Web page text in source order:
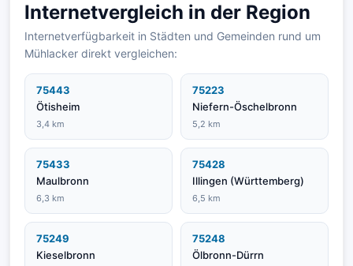
Internetvergleich in der Region
Internetverfügbarkeit in Städten und Gemeinden rund um
Mühlacker direkt vergleichen:
75443
Ötisheim
3,4 km
75223
Niefern-Öschelbronn
5,2 km
75433
Maulbronn
6,3 km
75428
Illingen (Württemberg)
6,5 km
75249
Kieselbronn
75248
Ölbronn-Dürrn